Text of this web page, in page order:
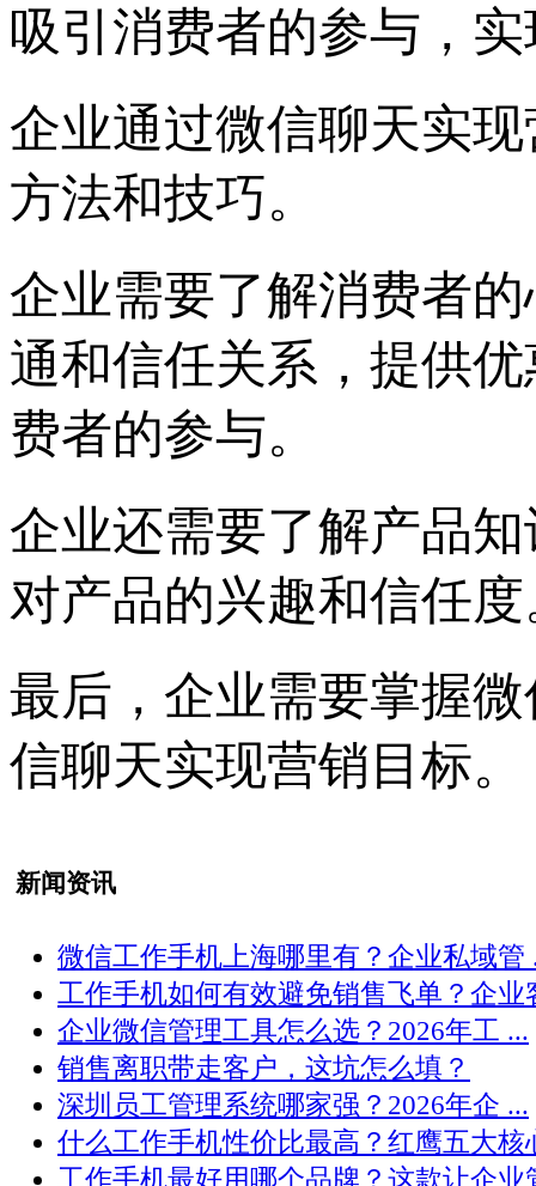
吸引消费者的参与，
企业通过微信聊天实
方法和技巧。
企业需要了解消费者
通和信任关系，提供
费者的参与。
企业还需要了解产品
对产品的兴趣和信任度
最后，企业需要掌握
信聊天实现营销目标。
新闻资讯
微信工作手机上海哪里有？企业私域管
工作手机如何有效避免销售飞单？企业
企业微信管理工具怎么选？2026年工 ...
销售离职带走客户，这坑怎么填？
深圳员工管理系统哪家强？2026年企 ...
什么工作手机性价比最高？红鹰五大核
工作手机最好用哪个品牌？这款让企业